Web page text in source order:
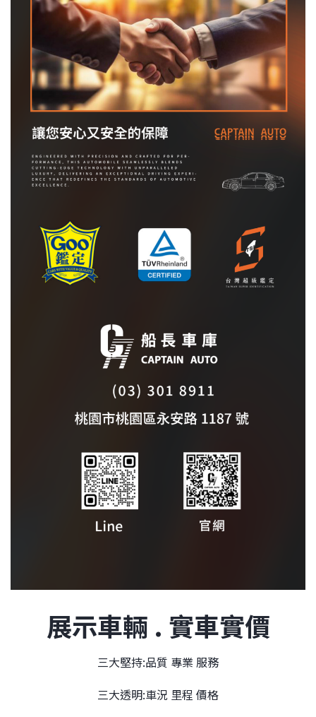
展示車輛 . 實車實價
三大堅持:品質 專業 服務
三大透明:車況 里程 價格